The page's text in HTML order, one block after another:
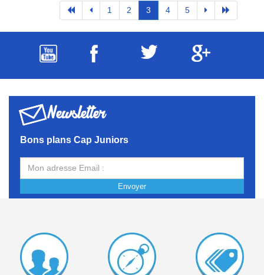
1 2 3 4 5
Newsletter
Bons plans Cap Juniors
Envoyer